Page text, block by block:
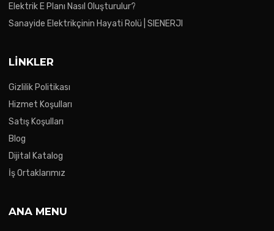
Elektrik E Planı Nasıl Oluşturulur?
Sanayide Elektrikçinin Hayati Rolü | SIENERJI
LINKLER
Gizlilik Politikası
Hizmet Koşulları
Satış Koşulları
Blog
Dijital Katalog
İş Ortaklarımız
ANA MENU